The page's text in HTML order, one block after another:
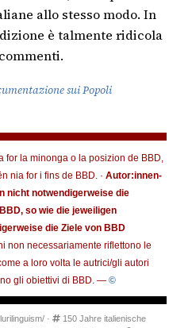
allo stesso modo. In
è talmente ridicola
sui Popoli
for la minonga o la posizion de BBD,
nia for i fins de BBD. · Autor:innen-
nicht notwendigerweise die
so wie die jeweiligen
die Ziele von BBD
non necessariamente riflettono le
a loro volta le autrici/gli autori
gli obiettivi di BBD. — ©
·
150 Jahre italienische